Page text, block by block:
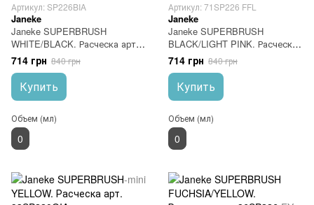
Артикул: SP226BIA
Janeke
Janeke SUPERBRUSH
WHITE/BLACK. Расческа арт.
SP226BIA
714 грн 840 грн
Купить
Объем (мл)
0
Артикул: 71SP226 FFL
Janeke
Janeke SUPERBRUSH
BLACK/LIGHT PINK. Расческа
арт. 71SP226 FFL
714 грн 840 грн
Купить
Объем (мл)
0